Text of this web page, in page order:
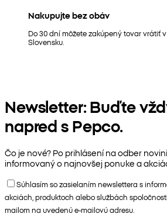
Nakupujte bez obáv
Do 30 dní môžete zakúpený tovar vrátiť
Slovensku.
Newsletter: Buďte
napred s Pepco.
Čo je nové? Po prihlásení na odber
informovaný o najnovšej ponuke a
Súhlasím so zasielaním newslettera s
akciách, produktoch alebo službách spoločnosti
mailom na uvedenú e-mailovú adresu.